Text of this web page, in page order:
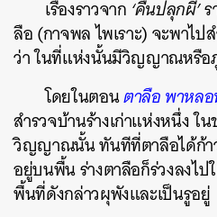
เรื่องราวจาก ‘คืนปลุกผี’ร
ลือ (กาจพล ไพเราะ) จะพาไป
ว่า ในที่แห่งนั้นมีวิญญาณหรือ
โดยในตอนตาลือ พาหลอ
สำรวจบ้านร้างเก่าแห่งหนึ่ง ใ
วิญญาณนั้น ทันทีที่ตาลือได้ก้า
อยู่บนพื้น ร่างตาลือก็ร่วงลงไ
พื้นที่ดังกล่าวผุพังและเป็นรูอยู่